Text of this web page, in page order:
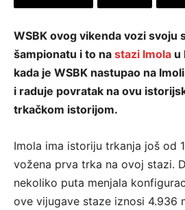
WSBK ovog vikenda vozi svoju
šampionatu i to na stazi Imola u
kada je WSBK nastupao na
i raduje povratak na ovu
trkačkom istorijom.
Imola ima istoriju trkanja još od
vožena prva trka na ovoj stazi.
nekoliko puta menjala
ove vijugave staze iznosi 4.936